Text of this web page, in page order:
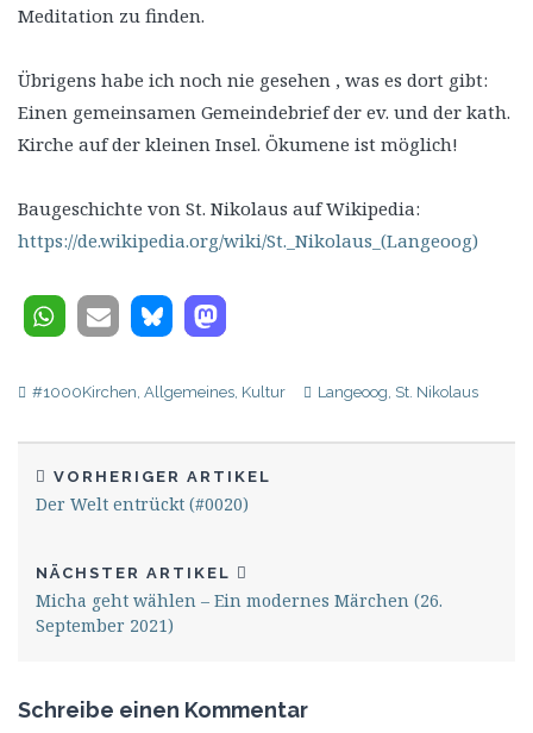
Meditation zu finden.
Übrigens habe ich noch nie gesehen , was es dort gibt:
Einen gemeinsamen Gemeindebrief der ev. und der kath.
Kirche auf der kleinen Insel. Ökumene ist möglich!
Baugeschichte von St. Nikolaus auf Wikipedia:
https://de.wikipedia.org/wiki/St._Nikolaus_(Langeoog)
#1000Kirchen, Allgemeines, Kultur Langeoog, St. Nikolaus
VORHERIGER ARTIKEL
Der Welt entrückt (#0020)
NÄCHSTER ARTIKEL
Micha geht wählen – Ein modernes Märchen (26.
September 2021)
Schreibe einen Kommentar